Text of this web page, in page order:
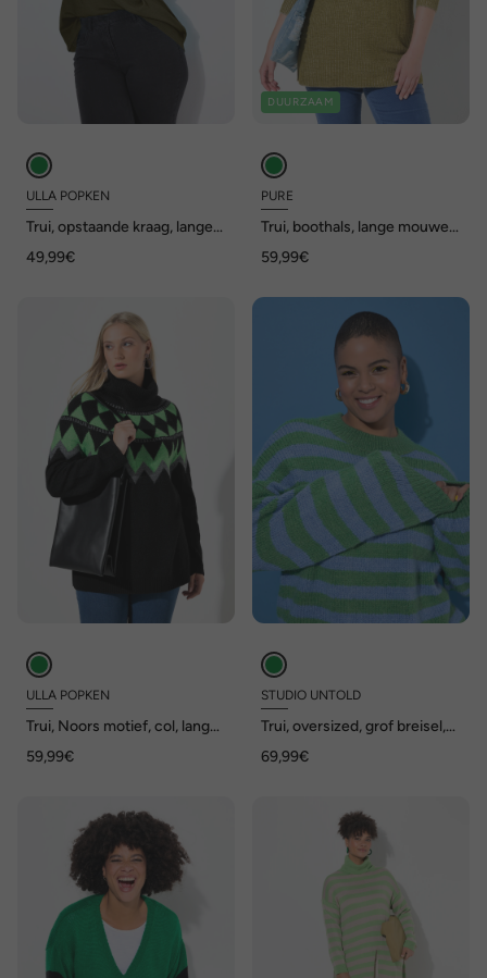
ULLA POPKEN
Trui, opstaande kraag, lange
manchetten
49,99€
DUURZAAM
PURE
Trui, boothals, lange mouwen,
59,99€
ULLA POPKEN
Trui, Noors motief, col, lange
59,99€
STUDIO UNTOLD
Trui, oversized, grof breisel,
69,99€